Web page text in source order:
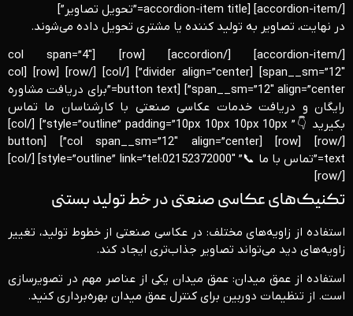
[/accordion-item] [accordion-item title=”تحویل تصاویر”]
در نهایت، تصاویر به تولید کننده یا مشتری تحویل داده می‌شوند.
[/accordion-item] [/accordion] [row] [col span=”4″
span__sm=”12″] [divider align=”center”] [/col] [/row] [row] [col
span__sm=”12″ align=”center”] [button text=”برای دریافت مشاوره
رایگان و دریافت خدمات عکاسی صنعتی با کارشناسان ما تماس
بکیرید 👇” style=”outline” padding=”10px 10px 10px 10px”] [/col]
[/row] [row] [col span__sm=”12″ align=”center”] [button
text=”تماس با ما 📞” style=”outline” link=”tel:02152372000″] [/col]
[/row]
تکنیک‌های عکاسی صنعتی در خط تولید بستنی
استفاده از زاویه‌های مختلف: در عکاسی صنعتی از خطوط تولید، تغییر
زاویه‌های دید می‌تواند تصاویر جذاب‌تری ایجاد کند.
استفاده از عمق میدان: عمق میدان یکی از عناصر مهم در تصویرسازی
است. از تنظیمات دوربین برای کنترل عمق میدان بهره‌برداری کنید.